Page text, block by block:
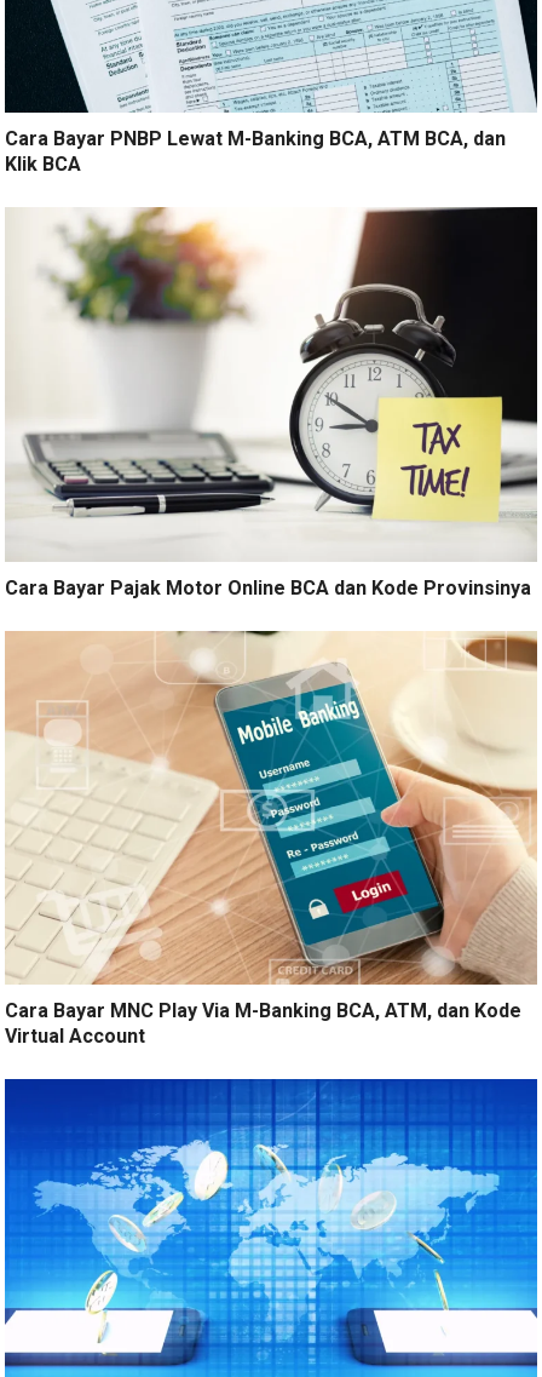
Cara Bayar PNBP Lewat M-Banking BCA, ATM BCA, dan
Klik BCA
Cara Bayar Pajak Motor Online BCA dan Kode Provinsinya
Cara Bayar MNC Play Via M-Banking BCA, ATM, dan Kode
Virtual Account